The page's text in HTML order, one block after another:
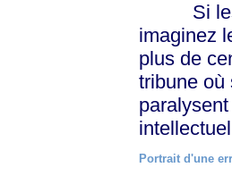
Si les
imaginez
plus de
tribune où
Portrait d'une